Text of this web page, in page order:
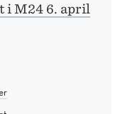
i M24 6. april